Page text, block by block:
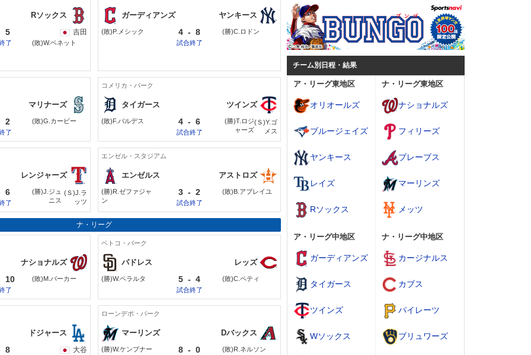
Rソックス
5
了
吉田
(敗)W.ベネット
ガーディアンズ ヤンキース
4 - 8
試合終了
(敗)P.メシック (勝)C.ロドン
マリナーズ
2
了
(敗)G.カービー
コメリカ・パーク
タイガース ツインズ
4 - 6
試合終了
(敗)F.バルデス
(勝)T.ロジ
ャーズ
(Ｓ)Y.ゴ
メス
レンジャーズ
6
了
(勝)J.ジュ
ニス
(Ｓ)J.ラ
ッツ
エンゼル・スタジアム
エンゼルス アストロズ
3 - 2
試合終了
(勝)R.ゼファジャ
ン
(敗)B.アブレイユ
ナ・リーグ
ナショナルズ
10
了
(敗)M.パーカー
ペトコ・パーク
パドレス レッズ
5 - 4
試合終了
(勝)W.ペラルタ (敗)C.ペティ
ドジャース
8 大谷
ローンデポ・パーク
マーリンズ Dバックス
8 - 0
(勝)W.ケンプナー (敗)R.ネルソン
チーム別日程・結果
ア・リーグ東地区
オリオールズ
ブルージェイズ
ヤンキース
レイズ
Rソックス
ア・リーグ中地区
ガーディアンズ
タイガース
ツインズ
Wソックス
ナ・リーグ東地区
ナショナルズ
フィリーズ
ブレーブス
マーリンズ
メッツ
ナ・リーグ中地区
カージナルス
カブス
パイレーツ
ブリュワーズ